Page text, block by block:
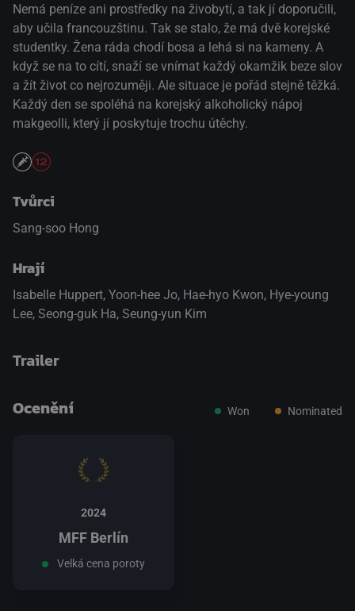
Nemá peníze ani prostředky na živobytí, a tak jí doporučili,
aby učila francouzštinu. Tak se stalo, že má dvě korejské
studentky. Žena ráda chodí bosa a lehá si na kameny. A
když se na to cítí, snaží se vnímat každý okamžik beze slov
a žít život co nejrozuměji. Ale situace je pořád stejně těžká.
Každý den se spoléhá na korejský alkoholický nápoj
makgeolli, který jí poskytuje trochu útěchy.
Tvůrci
Sang-soo Hong
Hrají
Isabelle Huppert, Yoon-hee Jo, Hae-hyo Kwon, Hye-young
Lee, Seong-guk Ha, Seung-yun Kim
Trailer
přepnout na HTML5 přehrávač
Ocenění Won Nominated
2024
MFF Berlín
Velká cena poroty